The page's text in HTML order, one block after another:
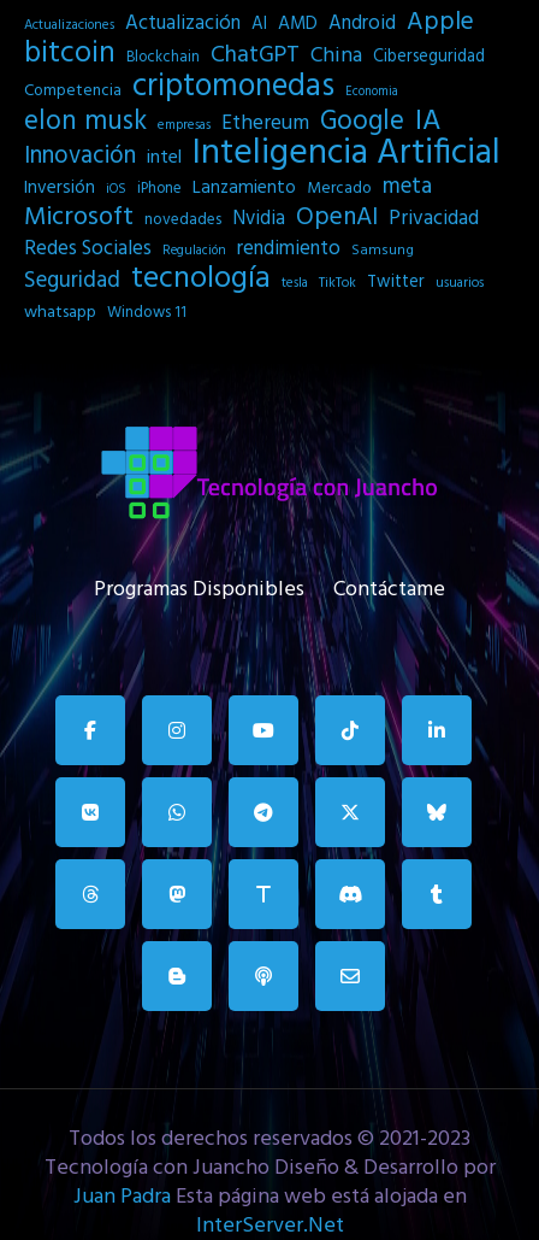
Actualizaciones Actualización AI AMD Android Apple
bitcoin Blockchain ChatGPT China Ciberseguridad
Competencia criptomonedas Economia
elon musk empresas Ethereum Google IA
Innovación intel Inteligencia Artificial
Inversión iOS iPhone Lanzamiento Mercado meta
Microsoft novedades Nvidia OpenAI Privacidad
Redes Sociales
Regulación rendimiento Samsung
Seguridad tecnología tesla TikTok Twitter usuarios
whatsapp Windows 11
Programas Disponibles Contáctame
Todos los derechos reservados © 2021-2023
Tecnología con Juancho Diseño & Desarrollo por
Juan PadraEsta página web está alojada en
InterServer.Net